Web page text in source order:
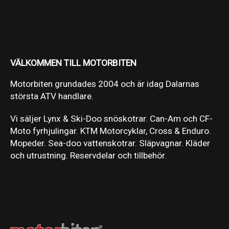
VÄLKOMMEN TILL MOTORBITEN
Motorbiten grundades 2004 och är idag Dalarnas
största ATV handlare.
Vi säljer Lynx & Ski-Doo snöskotrar. Can-Am och CF-
Moto fyrhjulingar. KTM Motorcyklar, Cross & Enduro.
Mopeder. Sea-doo vattenskotrar. Släpvagnar. Kläder
och utrustning. Reservdelar och tillbehör.